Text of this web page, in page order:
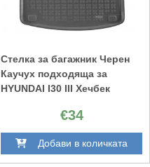
Стелка за багажник Черен
Каучух подходяща за
HYUNDAI I30 III Хечбек
€34
Добави в количката